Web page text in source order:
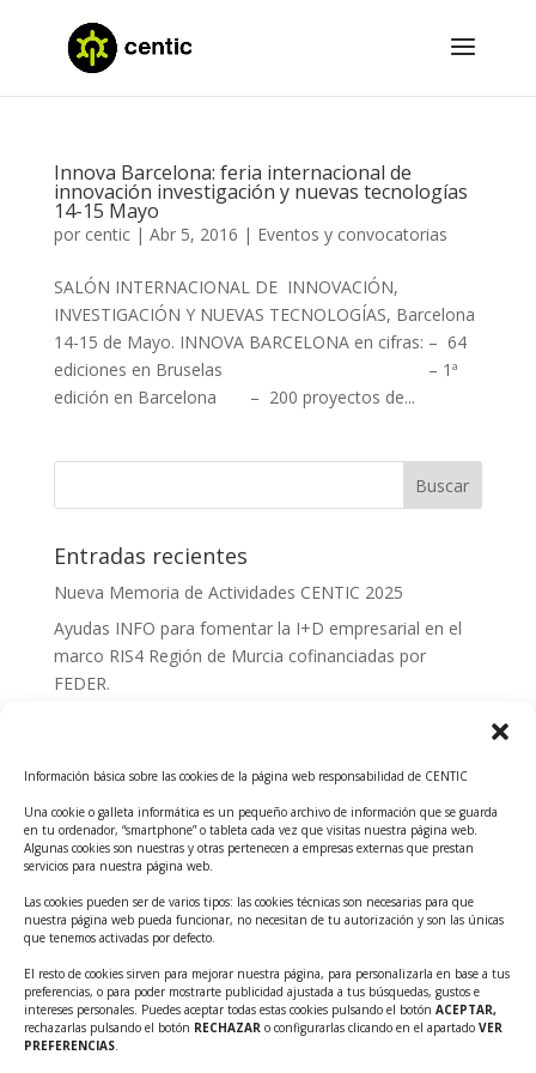
Información básica sobre las cookies de la página web responsabilidad de CENTIC
Una cookie o galleta informática es un pequeño archivo de información que se guarda
en tu ordenador, “smartphone” o tableta cada vez que visitas nuestra página web.
Algunas cookies son nuestras y otras pertenecen a empresas externas que prestan
servicios para nuestra página web.
Las cookies pueden ser de varios tipos: las cookies técnicas son necesarias para que
nuestra página web pueda funcionar, no necesitan de tu autorización y son las únicas
que tenemos activadas por defecto.
El resto de cookies sirven para mejorar nuestra página, para personalizarla en base a tus
preferencias, o para poder mostrarte publicidad ajustada a tus búsquedas, gustos e
intereses personales. Puedes aceptar todas estas cookies pulsando el botón ACEPTAR,
rechazarlas pulsando el botón RECHAZAR o configurarlas clicando en el apartado VER
PREFERENCIAS.
Innova Barcelona: feria internacional de
innovación investigación y nuevas tecnologías
14-15 Mayo
por centic| Abr 5, 2016 | Eventos y convocatorias
SALÓN INTERNACIONAL DE INNOVACIÓN,
INVESTIGACIÓN Y NUEVAS TECNOLOGÍAS, Barcelona
14-15 de Mayo. INNOVA BARCELONA en cifras: – 64
ediciones en Bruselas – 1ª
edición en Barcelona – 200 proyectos de...
Entradas recientes
Nueva Memoria de Actividades CENTIC 2025
Ayudas INFO para fomentar la I+D empresarial en el
marco RIS4 Región de Murcia cofinanciadas por
FEDER.
Tecnológicos 2ª ed.
Ayudas INFO para el apoyo a las empresas
innovadoras con potencial tecnológico y escalables
Convocatoria Cheque de Innovación. Ayudas INFO
para la contratación de servicios de Innovación y
Competitividad
Cheque Inversión del INFO. Ayudas para la
contratación de servicios de Innovación y
Competitividad para apoyar rondas de financiación.